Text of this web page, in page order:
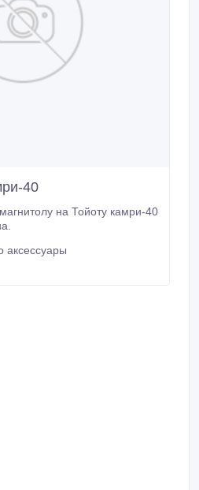
40
на Тойоту камри-40
аксессуары